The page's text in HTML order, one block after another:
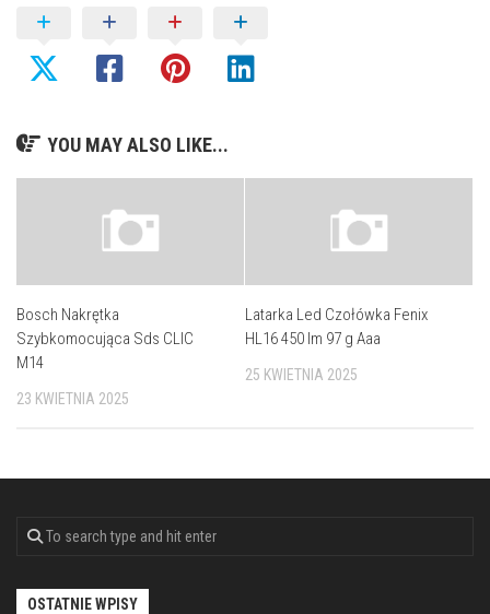
YOU MAY ALSO LIKE...
Bosch Nakrętka
Szybkomocująca Sds CLIC
M14
23 KWIETNIA 2025
Latarka Led Czołówka Fenix
HL16 450 lm 97 g Aaa
25 KWIETNIA 2025
OSTATNIE WPISY